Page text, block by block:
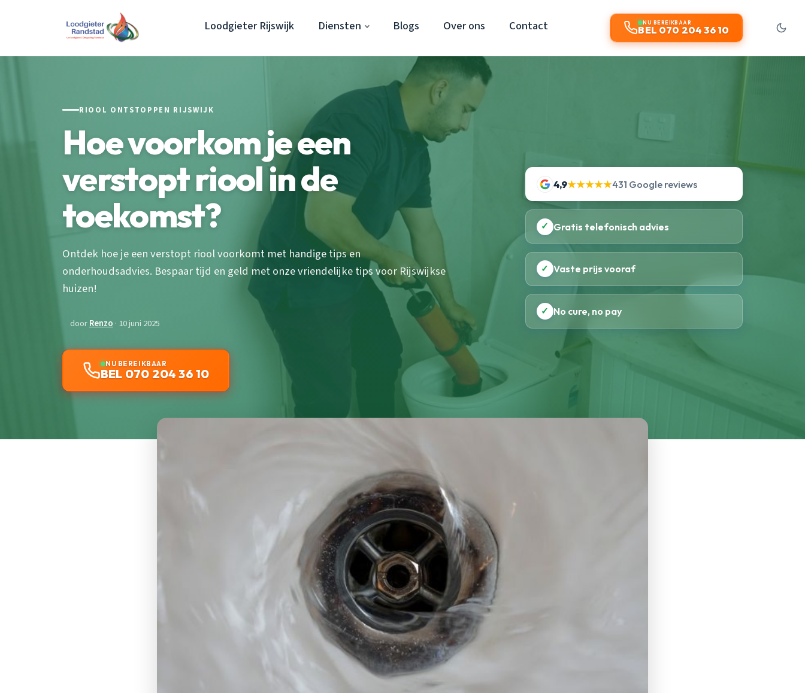
Loodgieter Rijswijk Diensten Blogs Over ons Contact NU BEREIKBAAR
BEL 070 204 36 10
RIOOL ONTSTOPPEN RIJSWIJK
Hoe voorkom je een
verstopt riool in de
toekomst?
Ontdek hoe je een verstopt riool voorkomt met handige tips en
onderhoudsadvies. Bespaar tijd en geld met onze vriendelijke tips voor Rijswijkse
huizen!
doorRenzo · 10 juni 2025
NU BEREIKBAAR
BEL 070 204 36 10
4,9★★★★★431 Google reviews
✓ Gratis telefonisch advies
✓ Vaste prijs vooraf
✓ No cure, no pay